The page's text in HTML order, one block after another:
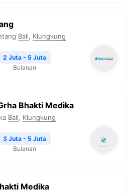
Bali, Klungkung
2 Juta - 5 Juta
Bulanan
Bhakti Medika
Bali, Klungkung
3 Juta - 5 Juta
Bulanan
Medika